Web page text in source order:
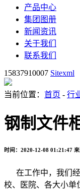
产品中心
集团图册
新闻资讯
关于我们
联系我们
15837910007 Sitexml
当前位置： 首页 - 行
钢制文件
时间：2020-12-08 01:21:47
在工作中，我们经
校、医院、各大小单